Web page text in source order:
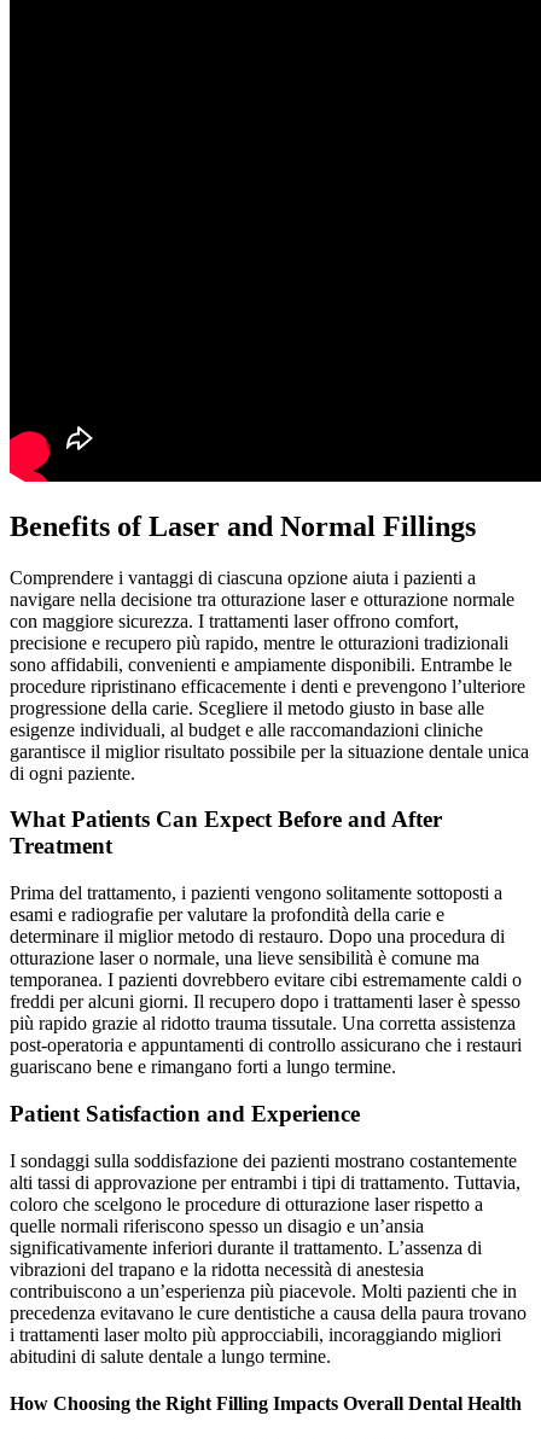
Benefits of Laser and Normal Fillings
Comprendere i vantaggi di ciascuna opzione aiuta i pazienti a
navigare nella decisione tra otturazione laser e otturazione normale
con maggiore sicurezza. I trattamenti laser offrono comfort,
precisione e recupero più rapido, mentre le otturazioni tradizionali
sono affidabili, convenienti e ampiamente disponibili. Entrambe le
procedure ripristinano efficacemente i denti e prevengono l’ulteriore
progressione della carie. Scegliere il metodo giusto in base alle
esigenze individuali, al budget e alle raccomandazioni cliniche
garantisce il miglior risultato possibile per la situazione dentale unica
di ogni paziente.
What Patients Can Expect Before and After
Treatment
Prima del trattamento, i pazienti vengono solitamente sottoposti a
esami e radiografie per valutare la profondità della carie e
determinare il miglior metodo di restauro. Dopo una procedura di
otturazione laser o normale, una lieve sensibilità è comune ma
temporanea. I pazienti dovrebbero evitare cibi estremamente caldi o
freddi per alcuni giorni. Il recupero dopo i trattamenti laser è spesso
più rapido grazie al ridotto trauma tissutale. Una corretta assistenza
post-operatoria e appuntamenti di controllo assicurano che i restauri
guariscano bene e rimangano forti a lungo termine.
Patient Satisfaction and Experience
I sondaggi sulla soddisfazione dei pazienti mostrano costantemente
alti tassi di approvazione per entrambi i tipi di trattamento. Tuttavia,
coloro che scelgono le procedure di otturazione laser rispetto a
quelle normali riferiscono spesso un disagio e un’ansia
significativamente inferiori durante il trattamento. L’assenza di
vibrazioni del trapano e la ridotta necessità di anestesia
contribuiscono a un’esperienza più piacevole. Molti pazienti che in
precedenza evitavano le cure dentistiche a causa della paura trovano
i trattamenti laser molto più approcciabili, incoraggiando migliori
abitudini di salute dentale a lungo termine.
How Choosing the Right Filling Impacts Overall Dental Health